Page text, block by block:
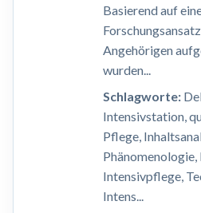
Basierend auf
Angehörigen
wurden...
Schlagworte:
Intensivstation,
Pflege,
Intensivpflege,
Intens...